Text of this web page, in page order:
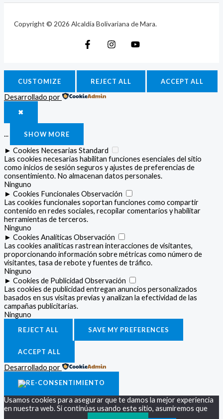
Copyright © 2026 Alcaldía Bolivariana de Mara.
CUSTOMIZE REJECT ALL ACCEPT ALL
Desarrollado por
✖
... SHOW MORE
► Cookies Necesarias Standard
Las cookies necesarias habilitan funciones esenciales del sitio
como inicios de sesión seguros y ajustes de preferencias de
consentimiento. No almacenan datos personales.
Ninguno
► Cookies Funcionales Observación
Las cookies funcionales soportan funciones como compartir
contenido en redes sociales, recopilar comentarios y habilitar
herramientas de terceros.
Ninguno
► Cookies Analíticas Observación
Las cookies analíticas rastrean interacciones de visitantes,
proporcionando información sobre métricas como número de
visitantes, tasa de rebote y fuentes de tráfico.
Ninguno
► Cookies de Publicidad Observación
Las cookies de publicidad entregan anuncios personalizados
basados en sus visitas previas y analizan la efectividad de las
campañas publicitarias.
Ninguno
REJECT ALL SAVE MY PREFERENCES
ACCEPT ALL
Desarrollado por
Usamos cookies para asegurar que te damos la mejor experiencia
en nuestra web. Si continúas usando este sitio, asumiremos que